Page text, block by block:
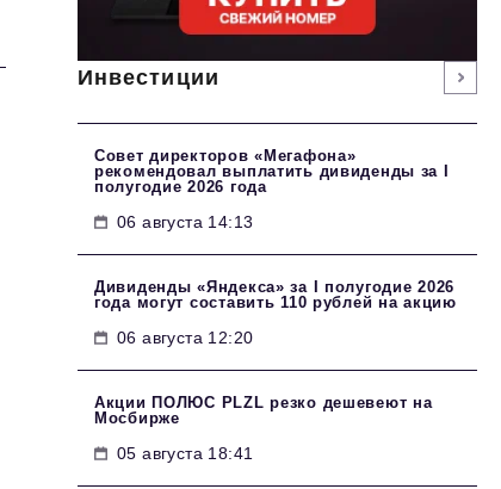
Инвестиции
Совет директоров «Мегафона»
рекомендовал выплатить дивиденды за I
полугодие 2026 года
06 августа 14:13
Дивиденды «Яндекса» за I полугодие 2026
года могут составить 110 рублей на акцию
06 августа 12:20
Акции ПОЛЮС PLZL резко дешевеют на
Мосбирже
05 августа 18:41